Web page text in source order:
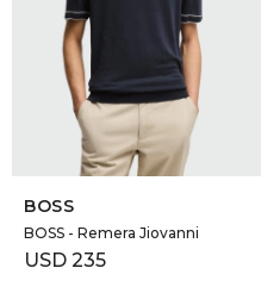
SELECCIONAR TALLE
BOSS
BOSS - Remera Jiovanni
USD 235